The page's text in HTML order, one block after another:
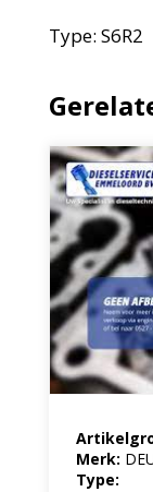
Type: S6R2
Merk:
Type: